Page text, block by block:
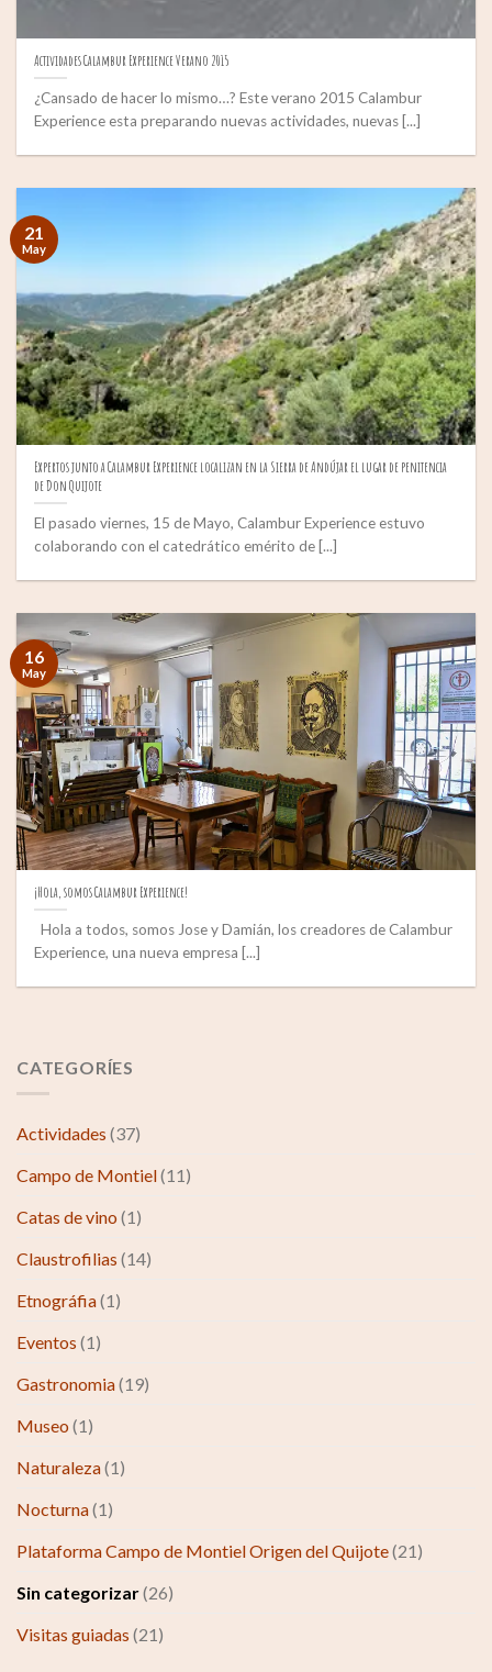
Actividades Calambur Experience Verano 2015
¿Cansado de hacer lo mismo…? Este verano 2015 Calambur
Experience esta preparando nuevas actividades, nuevas [...]
Expertos junto a Calambur Experience localizan en la Sierra de Andújar el lugar de penitencia
de Don Quijote
El pasado viernes, 15 de Mayo, Calambur Experience estuvo
colaborando con el catedrático emérito de [...]
21
May
¡Hola, somos Calambur Experience!
Hola a todos, somos Jose y Damián, los creadores de Calambur
Experience, una nueva empresa [...]
16
May
CATEGORÍES
Actividades (37)
Campo de Montiel(11)
Catas de vino (1)
Claustrofilias (14)
Etnográfia(1)
Eventos (1)
Gastronomia(19)
Museo (1)
Naturaleza(1)
Nocturna(1)
Plataforma Campo de Montiel Origen del Quijote(21)
Sin categorizar(26)
Visitas guiadas (21)